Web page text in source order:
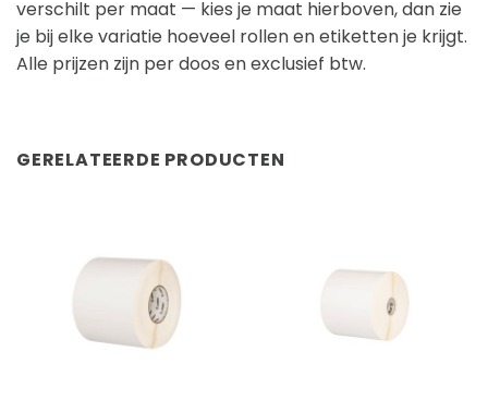
verschilt per maat — kies je maat hierboven, dan zie
je bij elke variatie hoeveel rollen en etiketten je krijgt.
Alle prijzen zijn per doos en exclusief btw.
GERELATEERDE PRODUCTEN